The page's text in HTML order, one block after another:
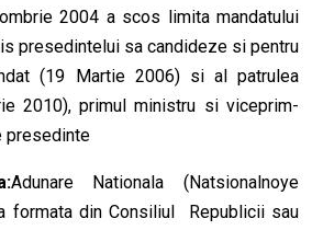
2004 a scos limita mandatului
presedintelui sa candideze si pentru
(19 Martie 2006) si al patrulea
2010), primul ministru si viceprim-
presedinte
Adunare Nationala (Natsionalnoye
formata din Consiliul Republicii sau